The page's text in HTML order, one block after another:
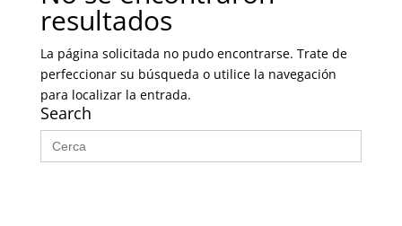
resultados
La página solicitada no pudo encontrarse. Trate de
perfeccionar su búsqueda o utilice la navegación
para localizar la entrada.
Search
Buscar: